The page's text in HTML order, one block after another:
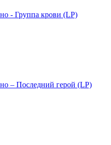
- Группа крови (LP)
– Последний герой (LP)